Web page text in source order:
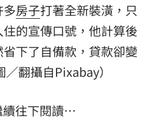
房子打著全新裝潢，只
的宣傳口號，他計算後
下了自備款，貸款卻變
翻攝自Pixabay）
續往下閱讀…